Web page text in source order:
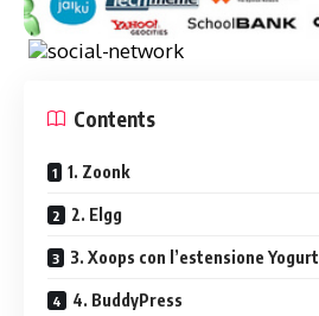
Contents
1. Zoonk
2. Elgg
3. Xoops con l’estensione Yogurt
4. BuddyPress